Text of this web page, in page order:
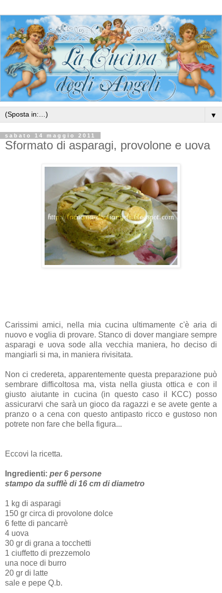
▼
sabato 14 maggio 2011
Sformato di asparagi, provolone e uova
Carissimi amici, nella mia cucina ultimamente c'è aria di
nuovo e voglia di provare. Stanco di dover mangiare sempre
asparagi e uova sode alla vecchia maniera, ho deciso di
mangiarli si ma, in maniera rivisitata.
Non ci credereta, apparentemente questa preparazione può
sembrare difficoltosa ma, vista nella giusta ottica e con il
giusto aiutante in cucina (in questo caso il KCC) posso
assicurarvi che sarà un gioco da ragazzi e se avete gente a
pranzo o a cena con questo antipasto ricco e gustoso non
potrete non fare che bella figura...
Eccovi la ricetta.
Ingredienti: per 6 persone
stampo da sufflè di 16 cm di diametro
1 kg di asparagi
150 gr circa di provolone dolce
6 fette di pancarrè
4 uova
30 gr di grana a tocchetti
1 ciuffetto di prezzemolo
una noce di burro
20 gr di latte
sale e pepe Q.b.